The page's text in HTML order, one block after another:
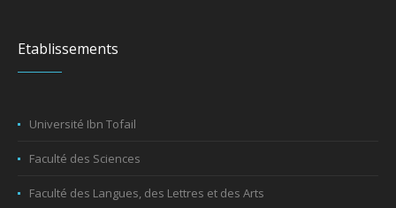
Etablissements
Université Ibn Tofail
Faculté des Sciences
Faculté des Langues, des Lettres et des Arts